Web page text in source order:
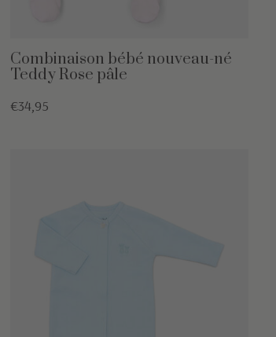
Combinaison bébé nouveau-né
Teddy Rose pâle
€34,95